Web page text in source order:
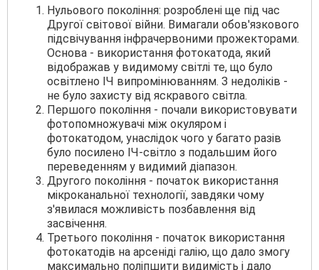
Нульового покоління: розроблені ще під час
Другої світової війни. Вимагали обов'язкового
підсвічування інфрачервоними прожекторами.
Основа - використання фотокатода, який
відображав у видимому світлі те, що було
освітлено ІЧ випромінюванням. З недоліків -
не було захисту від яскравого світла.
Першого покоління - почали використовувати
фотопомножувачі між окуляром і
фотокатодом, унаслідок чого у багато разів
було посилено ІЧ-світло з подальшим його
переведенням у видимий діапазон.
Другого покоління - початок використання
мікроканальної технології, завдяки чому
з'явилася можливість позбавлення від
засвічення.
Третього покоління - початок використання
фотокатодів на арсеніді галію, що дало змогу
максимально поліпшити видимість і дало